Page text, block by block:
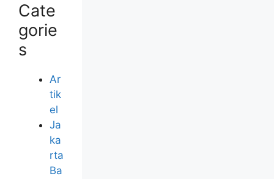
Cate
gorie
s
Ar
tik
el
Ja
ka
rta
Ba